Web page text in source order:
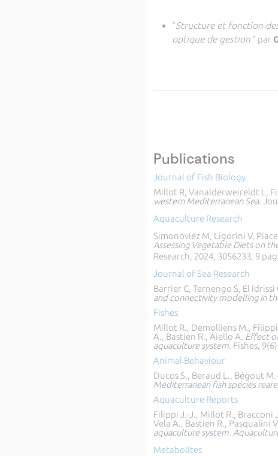
" Structure et fonction
optique de gestion " par
Publications
Journal of Fish Biology
Millot R, Vanalderweireldt L,
western Mediterranean Sea.
Aquaculture Research
Simonoviez M, Ligorini V,
Assessing Vegetable Diets on
Research, 2024, 3056233, 9
Journal of Sea Research
Barrier C, Ternengo S, El
and connectivity modelling in
Fishes
Millot R., Demolliens M., Filippi
A., Bastien R., Aiello A. Effect
aquaculture system. Fishes,
Animal Behaviour
Ducos S., Beraud L., Bégout
Mediterranean fish species
Aquaculture Reports
Filippi J.-J., Millot R., Bracconi
Vela A., Bastien R., Pasqualini
aquaculture system.
Metabolites